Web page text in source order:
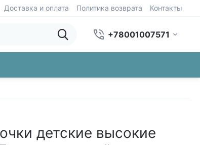
Доставка и оплата Политика возврата Контакты
+78001007571
детские высокие